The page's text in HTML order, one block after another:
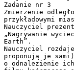
Zadanie nr 3
Zmierzenie
przykładowymi
Nauczyciel
„Nagrywanie
Earth”.
Nauczyciel
proponują je
o odnalezienie